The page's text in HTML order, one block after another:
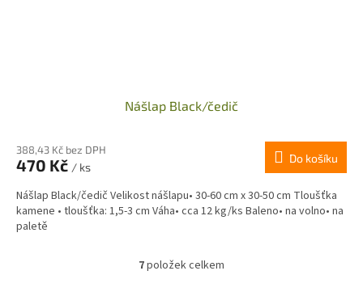
Nášlap Black/čedič
388,43 Kč bez DPH
470 Kč / ks
Do košíku
Nášlap Black/čedič Velikost nášlapu• 30-60 cm x 30-50 cm Tloušťka
kamene • tloušťka: 1,5-3 cm Váha• cca 12 kg/ks Baleno• na volno• na
paletě
O
7položek celkem